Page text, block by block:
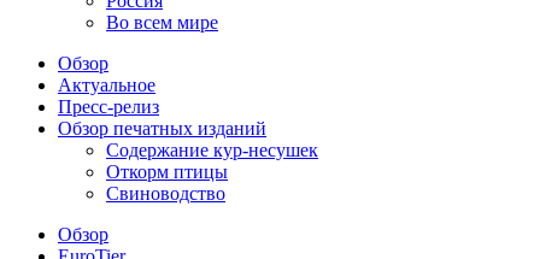
Во всем мире
Обзор
Актуальное
Пресс-релиз
Обзор печатных изданий
Содержание кур-несушек
Откорм птицы
Свиноводство
Обзор